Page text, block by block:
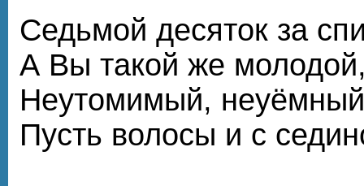
Седьмой десяток за
А Вы такой же
Неутомимый,
Пусть волосы и с